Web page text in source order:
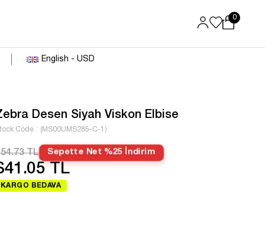
0
English - USD
Desen Siyah Viskon Elbise
Code (MS00UMS285-C-1)
TL Sepette Net %25 İndirim
TL
KARGO BEDAVA